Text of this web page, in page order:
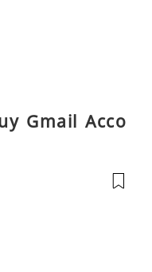
Gmail Acco